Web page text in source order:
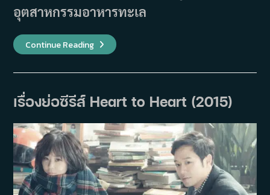
อุตสาหกรรมอาหารทะเล
Continue Readingเรื่อง
ย่อ
รีส์
(2013)
เรื่องย่อซีรีส์ Heart to Heart (2015)